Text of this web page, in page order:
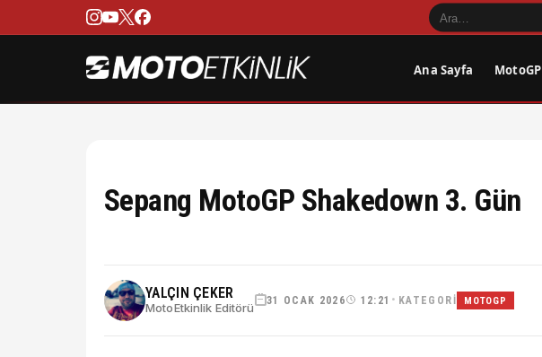
Ana Sayfa MotoGP
Sepang MotoGP Shakedown 3. Gün
YALÇIN ÇEKER
MotoEtkinlik Editörü
31 OCAK 2026 12:21 • KATEGORI MOTOGP